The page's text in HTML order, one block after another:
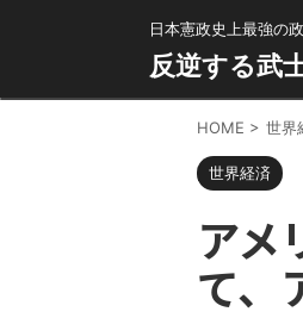
日本憲政史上最強の
反逆する武
HOME > 世界
世界経済
アメ
て、